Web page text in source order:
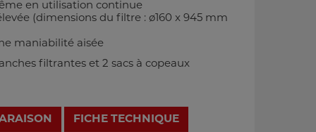
en utilisation continue
(dimensions du filtre : ø160 x 945 mm
maniabilité aisée
filtrantes et 2 sacs à copeaux
FICHE TECHNIQUE